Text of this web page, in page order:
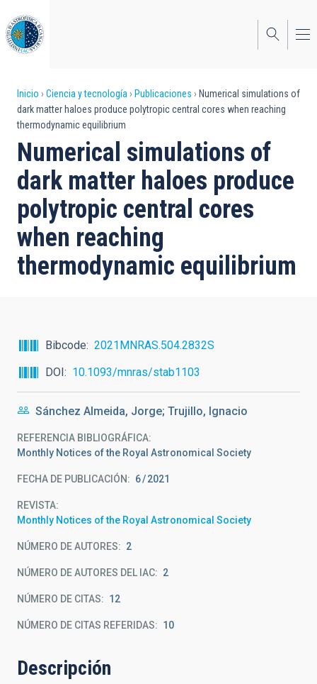
al
contenido
principal
Sobrescribir
enlaces
de
ayuda
a
la
navegación
Inicio Ciencia y tecnología Publicaciones
Numerical simulations of
dark matter haloes produce polytropic central cores when reaching
thermodynamic equilibrium
Numerical simulations of
dark matter haloes produce
polytropic central cores
when reaching
thermodynamic equilibrium
Bibcode
2021MNRAS.504.2832S
DOI
10.1093/mnras/stab1103
Sánchez Almeida, Jorge; Trujillo, Ignacio
REFERENCIA BIBLIOGRÁFICA
Monthly Notices of the Royal Astronomical Society
FECHA DE PUBLICACIÓN: 6 2021
REVISTA
Monthly Notices of the Royal Astronomical Society
NÚMERO DE AUTORES 2
NÚMERO DE AUTORES DEL IAC 2
NÚMERO DE CITAS 12
NÚMERO DE CITAS REFERIDAS 10
Descripción